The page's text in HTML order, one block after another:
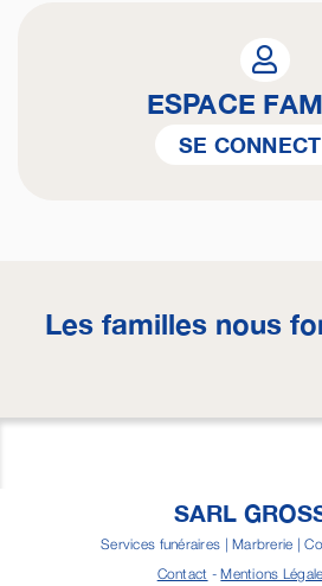
ESPACE
SE
Les familles nous
SARL
Services funéraires | Marbrerie |
Contact -Mentions